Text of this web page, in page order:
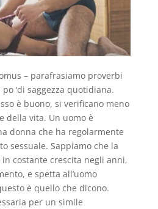
– parafrasiamo proverbi
‘di saggezza quotidiana.
è buono, si verificano meno
della vita. Un uomo è
donna che ha regolarmente
sessuale. Sappiamo che la
costante crescita negli anni,
e spetta all’uomo
è quello che dicono.
per un simile